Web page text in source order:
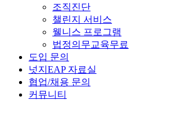
조직진단
챌린지 서비스
웰니스 프로그램
법정의무교육무료
도입 문의
넛지EAP 자료실
협업/채용 문의
커뮤니티